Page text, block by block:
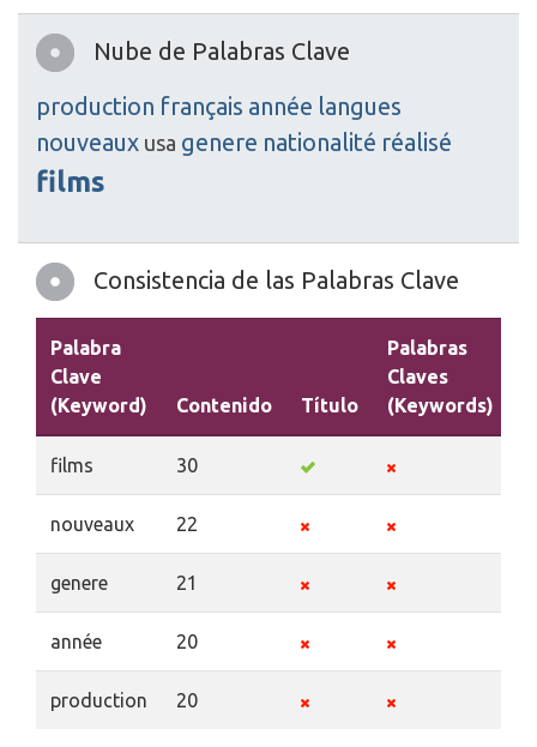
Nube de Palabras Clave
production français année langues
nouveaux usa genere nationalité réalisé
films
Consistencia de las Palabras Clave
Palabra
Clave
(Keyword)
Contenido Título
Palabras
Claves
(Keywords)
films 30
nouveaux 22
genere 21
année 20
production 20